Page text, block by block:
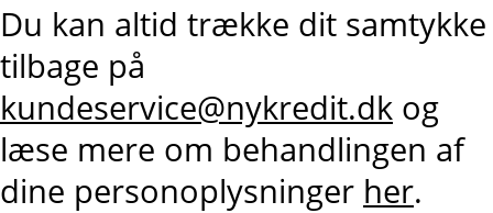
Du kan altid trække dit samtykke
tilbage på
kundeservice@nykredit.dk og
læse mere om behandlingen af
dine personoplysninger her.